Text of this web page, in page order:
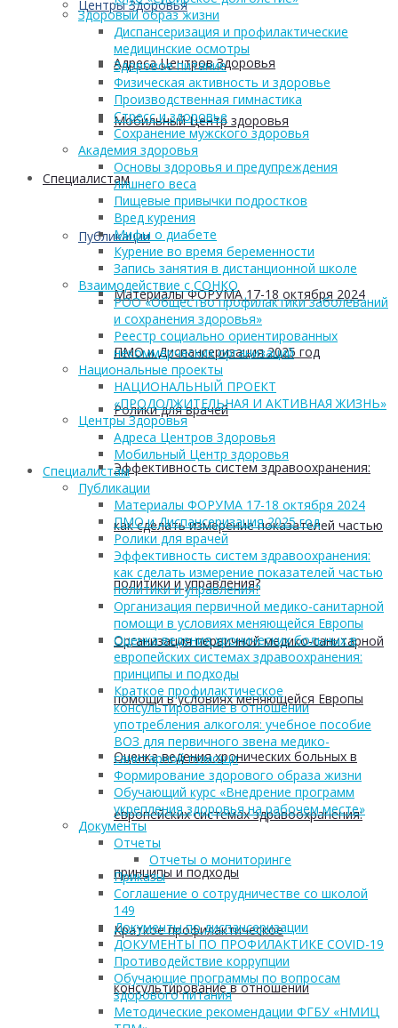
Центры Здоровья
Адреса Центров Здоровья
Мобильный Центр здоровья
Cпециалистам
Публикации
Материалы ФОРУМА 17-18 октября 2024
ПМО и Диспансеризация 2025 год
Ролики для врачей
Эффективность систем здравоохранения:
как сделать измерение показателей частью
политики и управления?
Организация первичной медико-санитарной
помощи в условиях меняющейся Европы
Оценка ведения хронических больных в
европейских системах здравоохранения:
принципы и подходы
Краткое профилактическое
консультирование в отношении
Здоровый образ жизни
Диспансеризация и профилактические
медицинские осмотры
Здоровое питание
Физическая активность и здоровье
Производственная гимнастика
Стресс и здоровье
Сохранение мужского здоровья
Академия здоровья
Основы здоровья и предупреждения
лишнего веса
Пищевые привычки подростков
Вред курения
Мифы о диабете
Курение во время беременности
Запись занятия в дистанционной школе
Взаимодействие с СОНКО
РОО «Общество профилактики заболеваний
и сохранения здоровья»
Реестр социально ориентированных
некоммерческих организаций
Национальные проекты
НАЦИОНАЛЬНЫЙ ПРОЕКТ
«ПРОДОЛЖИТЕЛЬНАЯ И АКТИВНАЯ ЖИЗНЬ»
Центры Здоровья
Адреса Центров Здоровья
Мобильный Центр здоровья
Cпециалистам
Публикации
Материалы ФОРУМА 17-18 октября 2024
ПМО и Диспансеризация 2025 год
Ролики для врачей
Эффективность систем здравоохранения:
как сделать измерение показателей частью
политики и управления?
Организация первичной медико-санитарной
помощи в условиях меняющейся Европы
Оценка ведения хронических больных в
европейских системах здравоохранения:
принципы и подходы
Краткое профилактическое
консультирование в отношении
употребления алкоголя: учебное пособие
ВОЗ для первичного звена медико-
санитарной помощи
Формирование здорового образа жизни
Обучающий курс «Внедрение программ
укрепления здоровья на рабочем месте»
Документы
Отчеты
Отчеты о мониторинге
Приказы
Соглашение о сотрудничестве со школой
149
Документы по диспансеризации
ДОКУМЕНТЫ ПО ПРОФИЛАКТИКЕ COVID-19
Противодействие коррупции
Обучающие программы по вопросам
здорового питания
Методические рекомендации ФГБУ «НМИЦ